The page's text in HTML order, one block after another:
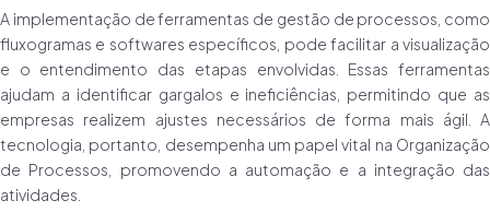
A implementação de ferramentas de gestão de processos, como
fluxogramas e softwares específicos, pode facilitar a visualização
e o entendimento das etapas envolvidas. Essas ferramentas
ajudam a identificar gargalos e ineficiências, permitindo que as
empresas realizem ajustes necessários de forma mais ágil. A
tecnologia, portanto, desempenha um papel vital na Organização
de Processos, promovendo a automação e a integração das
atividades.